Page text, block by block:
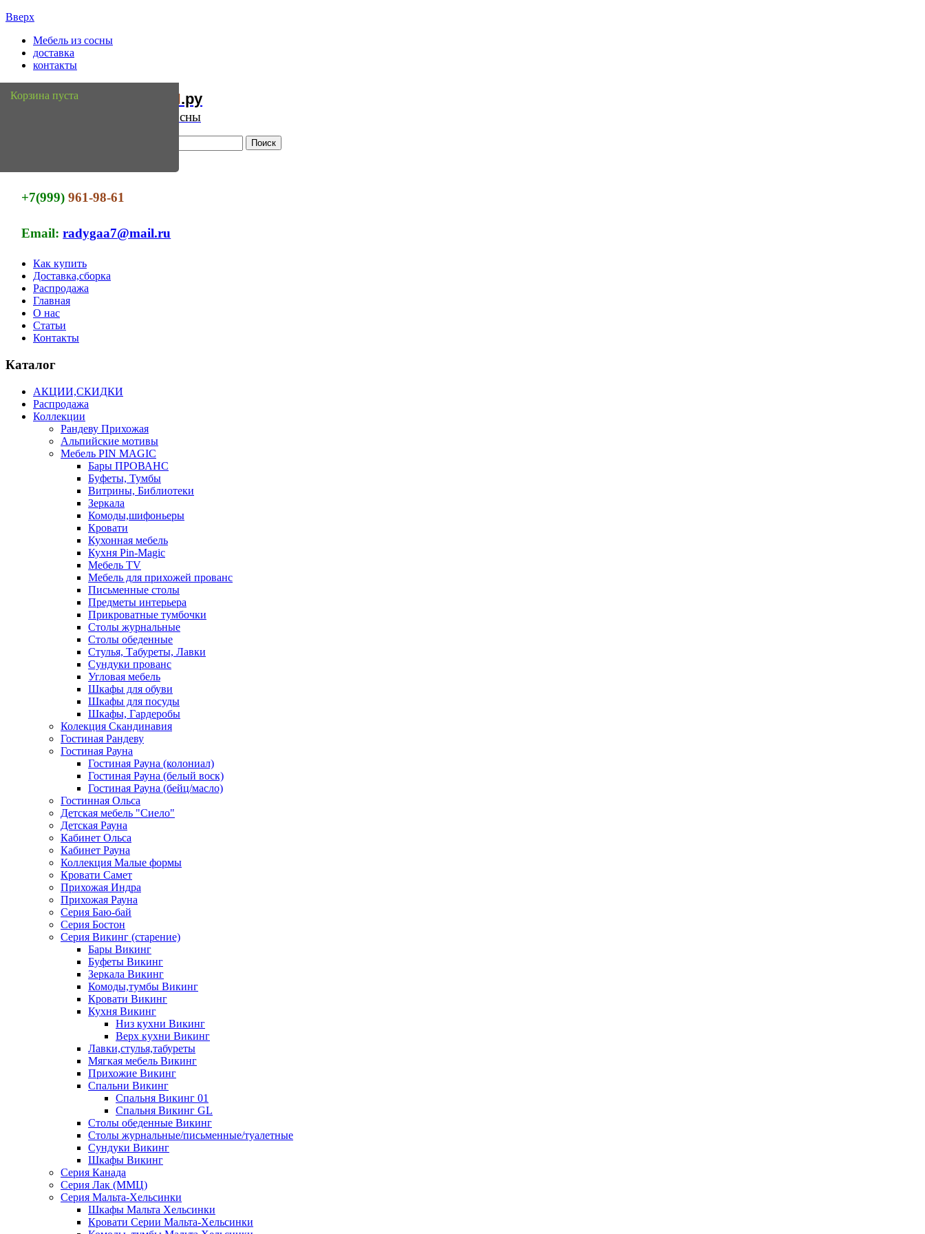
Вверх
Мебель из сосны
доставка
контакты
Мебель Сосны.ру
Интернет магазин мебели из сосны
+7(999)961-98-61
Email:radygaa7@mail.ru
Как купить
Доставка,сборка
Распродажа
Главная
О нас
Статьи
Контакты
Корзина пуста
Каталог
АКЦИИ,СКИДКИ
Распродажа
Коллекции
Рандеву Прихожая
Альпийские мотивы
Мебель PIN MAGIС
Бары ПРОВАНС
Буфеты, Тумбы
Витрины, Библиотеки
Зеркала
Комоды,шифоньеры
Кровати
Кухонная мебель
Кухня Pin-Magic
Мебель TV
Мебель для прихожей прованс
Письменные столы
Предметы интерьера
Прикроватные тумбочки
Столы журнальные
Столы обеденные
Стулья, Табуреты, Лавки
Сундуки прованс
Угловая мебель
Шкафы для обуви
Шкафы для посуды
Шкафы, Гардеробы
Колекция Скандинавия
Гостиная Рандеву
Гостиная Рауна
Гостиная Рауна (колониал)
Гостиная Рауна (белый воск)
Гостиная Рауна (бейц/масло)
Гостинная Ольса
Детская мебель "Сиело"
Детская Рауна
Кабинет Ольса
Кабинет Рауна
Коллекция Малые формы
Кровати Самет
Прихожая Индра
Прихожая Рауна
Серия Баю-бай
Серия Бостон
Серия Викинг (старение)
Бары Викинг
Буфеты Викинг
Зеркала Викинг
Комоды,тумбы Викинг
Кровати Викинг
Кухня Викинг
Низ кухни Викинг
Верх кухни Викинг
Лавки,стулья,табуреты
Мягкая мебель Викинг
Прихожие Викинг
Спальни Викинг
Спальня Викинг 01
Спальня Викинг GL
Столы обеденные Викинг
Столы журнальные/письменные/туалетные
Сундуки Викинг
Шкафы Викинг
Серия Канада
Серия Лак (ММЦ)
Серия Мальта-Хельсинки
Шкафы Мальта Хельсинки
Кровати Серии Мальта-Хельсинки